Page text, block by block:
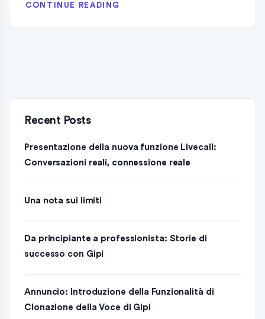
CONTINUE READING
Recent Posts
Presentazione della nuova funzione Livecall:
Conversazioni reali, connessione reale
Una nota sui limiti
Da principiante a professionista: Storie di
successo con Gipi
Annuncio: Introduzione della Funzionalità di
Clonazione della Voce di Gipi